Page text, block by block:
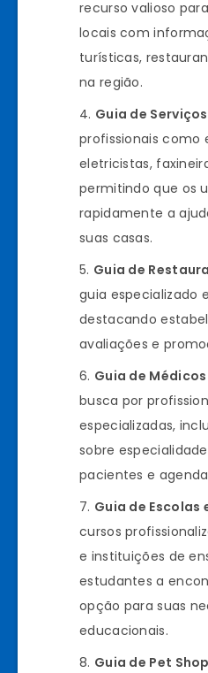
recurso valioso
locais com
turísticas,
na região.
Guia de
profissionais como
eletricistas,
permitindo que os
rapidamente a
suas casas.
Guia de
guia especializado
destacando
avaliações e
Guia de
busca por
especializadas,
sobre
pacientes e
Guia de Escolas
cursos
e instituições de
estudantes a
opção para suas
educacionais.
Guia de Pet